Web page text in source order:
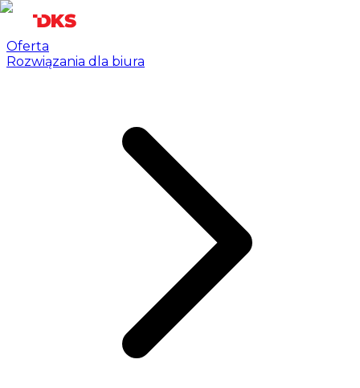
Oferta
Rozwiązania dla biura